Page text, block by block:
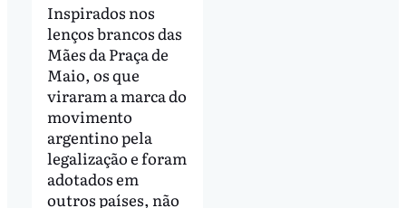
Inspirados nos
lenços brancos das
Mães da Praça de
Maio, os que
viraram a marca do
movimento
argentino pela
legalização e foram
adotados em
outros países, não